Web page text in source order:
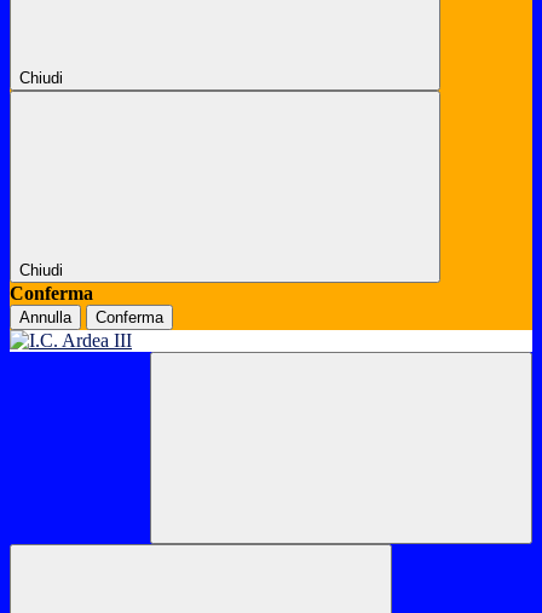
Chiudi
Chiudi
Conferma
Annulla Conferma